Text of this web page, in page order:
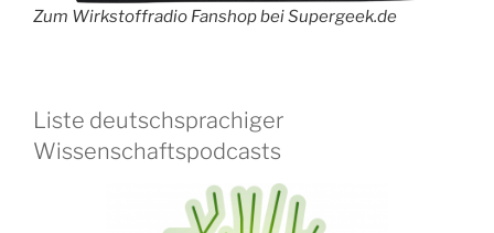
Zum Wirkstoffradio Fanshop bei Supergeek.de
Liste deutschsprachiger
Wissenschaftspodcasts